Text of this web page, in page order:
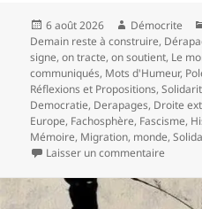
Publié
le
6 août 2026 Auteur
Démocrite
Demain reste à construire,
signe, on tracte, on soutient, Le
communiqués, Mots d'Humeur,
Réflexions et Propositions,
Democratie, Derapages, Droite
Europe, Fachosphère, Fascisme,
Mémoire, Migration, monde,
Laisser un commentaire